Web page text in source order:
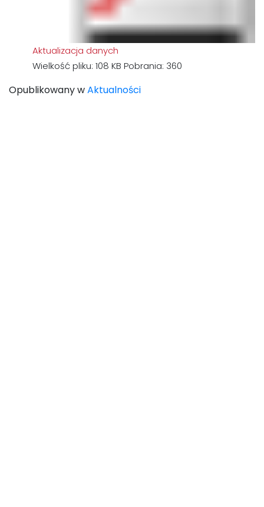
Aktualizacja danych
Wielkość pliku: 108 KB Pobrania: 360
Opublikowany wAktualności